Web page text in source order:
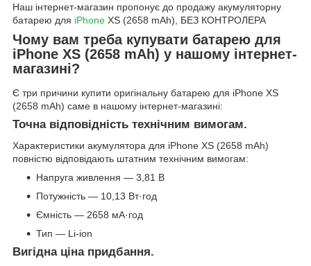
Наш інтернет-магазин пропонує до продажу акумуляторну
батарею для iPhone XS (2658 mAh), БЕЗ КОНТРОЛЕРА
Чому вам треба купувати батарею для
iPhone XS (2658 mAh) у нашому інтернет-
магазині?
Є три причини купити оригінальну батарею для iPhone XS
(2658 mAh) саме в нашому інтернет-магазині:
Точна відповідність технічним вимогам.
Характеристики акумулятора для iPhone XS (2658 mAh)
повністю відповідають штатним технічним вимогам:
Напруга живлення — 3,81 В
Потужність — 10,13 Вт·год
Ємність — 2658 мА·год
Тип — Li-ion
Вигідна ціна придбання.